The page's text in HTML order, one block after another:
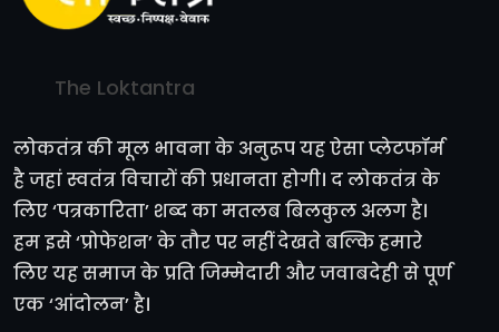
The Loktantra
लोकतंत्र की मूल भावना के अनुरूप यह ऐसा प्लेटफॉर्म
है जहां स्वतंत्र विचारों की प्रधानता होगी। द लोकतंत्र के
लिए ‘पत्रकारिता’ शब्द का मतलब बिलकुल अलग है।
हम इसे ‘प्रोफेशन’ के तौर पर नहीं देखते बल्कि हमारे
लिए यह समाज के प्रति जिम्मेदारी और जवाबदेही से पूर्ण
एक ‘आंदोलन’ है।